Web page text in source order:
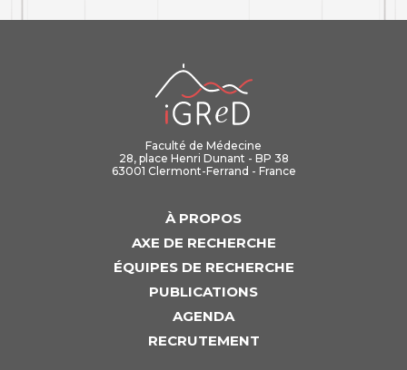
Faculté de Médecine
28, place Henri Dunant - BP 38
63001 Clermont-Ferrand - France
À PROPOS
AXE DE RECHERCHE
ÉQUIPES DE RECHERCHE
PUBLICATIONS
AGENDA
RECRUTEMENT